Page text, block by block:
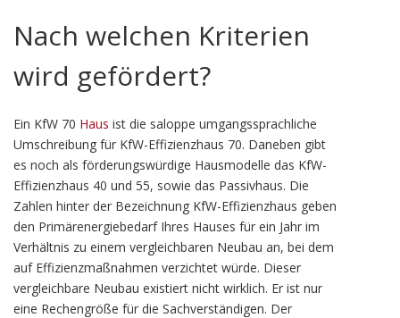
Nach welchen Kriterien
wird gefördert?
Ein KfW 70 Haus ist die saloppe umgangssprachliche
Umschreibung für KfW-Effizienzhaus 70. Daneben gibt
es noch als förderungswürdige Hausmodelle das KfW-
Effizienzhaus 40 und 55, sowie das Passivhaus. Die
Zahlen hinter der Bezeichnung KfW-Effizienzhaus geben
den Primärenergiebedarf Ihres Hauses für ein Jahr im
Verhältnis zu einem vergleichbaren Neubau an, bei dem
auf Effizienzmaßnahmen verzichtet würde. Dieser
vergleichbare Neubau existiert nicht wirklich. Er ist nur
eine Rechengröße für die Sachverständigen. Der